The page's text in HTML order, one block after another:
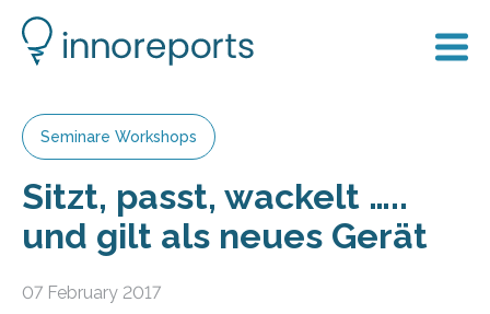
Seminare Workshops
Sitzt, passt, wackelt …..
und gilt als neues Gerät
07 February 2017